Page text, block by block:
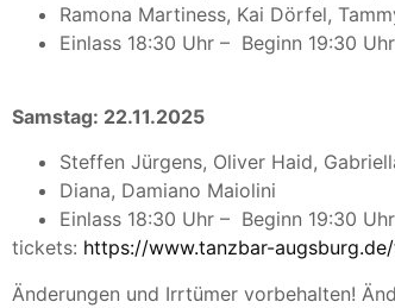
Ramona Martiness, Kai Dörfel,
Einlass 18:30 Uhr – Beginn 19:30 Uhr
Samstag: 22.11.2025
Steffen Jürgens, Oliver Haid,
Diana, Damiano Maiolini
Einlass 18:30 Uhr – Beginn 19:30 Uhr
tickets: https://www.tanzbar-
Änderungen und Irrtümer vorbehalten!